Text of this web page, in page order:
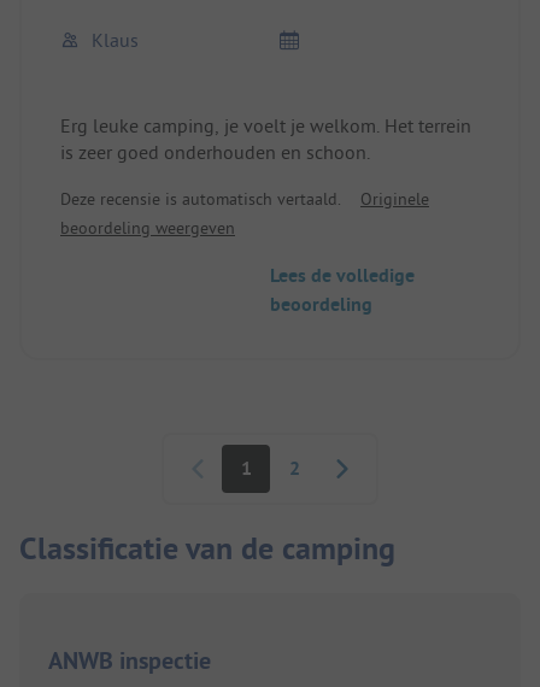
Klaus
Erg leuke camping, je voelt je welkom. Het terrein
is zeer goed onderhouden en schoon.
Deze recensie is automatisch vertaald.
Originele
beoordeling weergeven
Lees de volledige
beoordeling
1 2
Classificatie van de camping
ANWB inspectie